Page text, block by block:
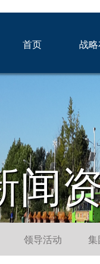
首页 战略
闻
领导活动 集